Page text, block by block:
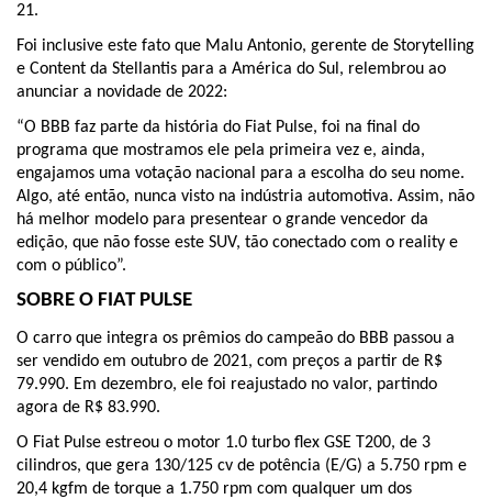
21.
Foi inclusive este fato que Malu Antonio, gerente de Storytelling
e Content da Stellantis para a América do Sul, relembrou ao
anunciar a novidade de 2022:
“O BBB faz parte da história do Fiat Pulse, foi na final do
programa que mostramos ele pela primeira vez e, ainda,
engajamos uma votação nacional para a escolha do seu nome.
Algo, até então, nunca visto na indústria automotiva. Assim, não
há melhor modelo para presentear o grande vencedor da
edição, que não fosse este SUV, tão conectado com o reality e
com o público”.
SOBRE O FIAT PULSE
O carro que integra os prêmios do campeão do BBB passou a
ser vendido em outubro de 2021, com preços a partir de R$
79.990. Em dezembro, ele foi reajustado no valor, partindo
agora de R$ 83.990.
O Fiat Pulse estreou o motor 1.0 turbo flex GSE T200, de 3
cilindros, que gera 130/125 cv de potência (E/G) a 5.750 rpm e
20,4 kgfm de torque a 1.750 rpm com qualquer um dos